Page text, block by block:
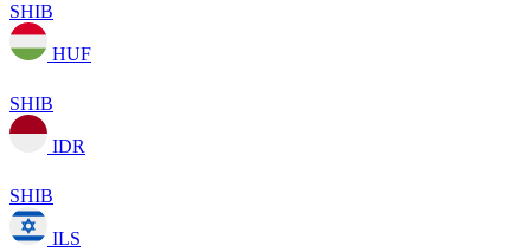
SHIB
HUF
SHIB
IDR
SHIB
ILS